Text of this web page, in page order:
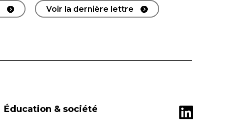
Voir la dernière lettre
Éducation & société